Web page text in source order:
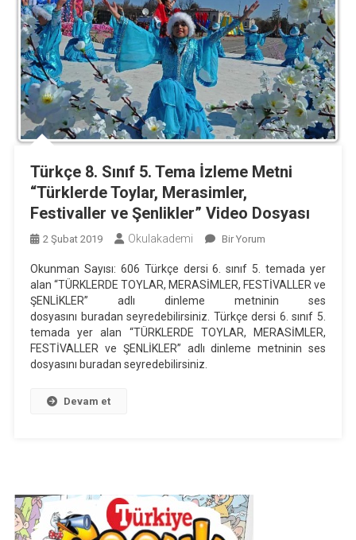
Türkçe 8. Sınıf 5. Tema İzleme Metni
“Türklerde Toylar, Merasimler,
Festivaller ve Şenlikler” Video Dosyası
2 Şubat 2019 Okulakademi
Türkçe
Sınıf
Tema
İzleme
Metni
Dosyası
Için
Bir Yorum
Okunman Sayısı: 606 Türkçe dersi 6. sınıf 5. temada yer
alan “TÜRKLERDE TOYLAR, MERASİMLER, FESTİVALLER ve
ŞENLİKLER” adlı dinleme metninin ses
dosyasını buradan seyredebilirsiniz. Türkçe dersi 6. sınıf 5.
temada yer alan “TÜRKLERDE TOYLAR, MERASİMLER,
FESTİVALLER ve ŞENLİKLER” adlı dinleme metninin ses
dosyasını buradan seyredebilirsiniz.
Devam et